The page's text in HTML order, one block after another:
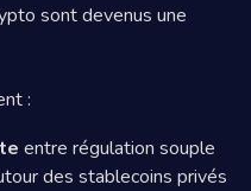
sont devenus une
:
entre régulation souple
des stablecoins privés